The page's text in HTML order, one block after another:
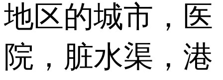
地区的城市，医
院，脏水渠，港